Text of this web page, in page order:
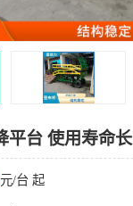
平台 使用寿命长
元/台 起